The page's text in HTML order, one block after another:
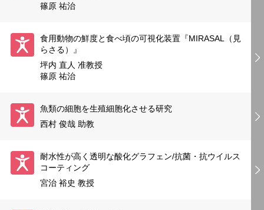
篠原 祐治
食用動物の鮮度と食べ頃の可視化装置『MIRASAL（見
らさる）』
坪内 直人 准教授
篠原 祐治
魚類の細胞を生殖細胞化させる研究
西村 俊哉 助教
耐水性が高く透明な酸化グラフェン/抗菌・抗ウイルス
コーティング
宮治 裕史 教授